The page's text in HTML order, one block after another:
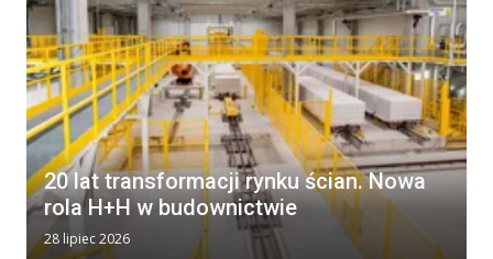
20 lat transformacji rynku ścian. Nowa
rola H+H w budownictwie
28 lipiec 2026